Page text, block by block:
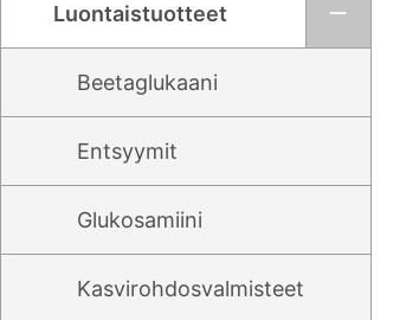
Luontaistuotteet
Beetaglukaani
Entsyymit
Glukosamiini
Kasvirohdosvalmisteet